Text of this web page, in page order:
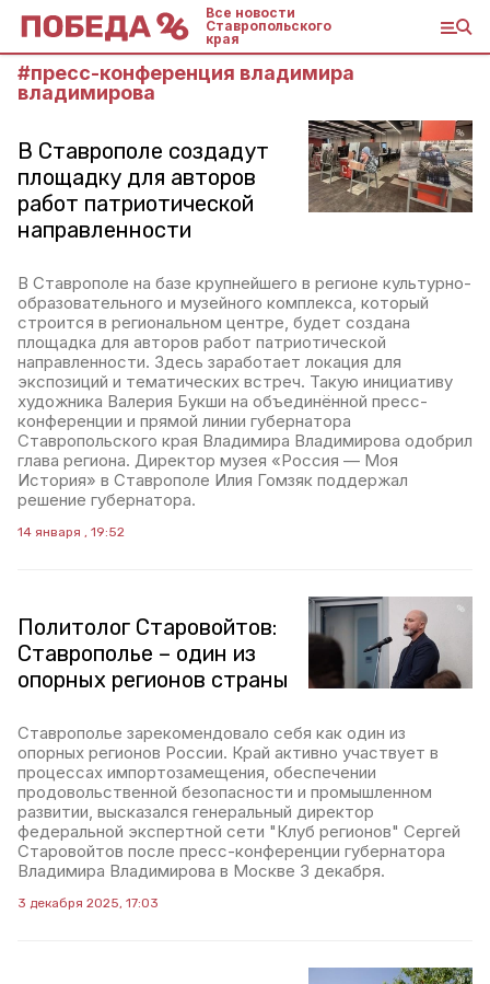
Все новости
Ставропольского
края
#пресс-конференция владимира
владимирова
В Ставрополе создадут
площадку для авторов
работ патриотической
направленности
В Ставрополе на базе крупнейшего в регионе культурно-
образовательного и музейного комплекса, который
строится в региональном центре, будет создана
площадка для авторов работ патриотической
направленности. Здесь заработает локация для
экспозиций и тематических встреч. Такую инициативу
художника Валерия Букши на объединённой пресс-
конференции и прямой линии губернатора
Ставропольского края Владимира Владимирова одобрил
глава региона. Директор музея «Россия — Моя
История» в Ставрополе Илия Гомзяк поддержал
решение губернатора.
14 января , 19:52
Политолог Старовойтов:
Ставрополье – один из
опорных регионов страны
Ставрополье зарекомендовало себя как один из
опорных регионов России. Край активно участвует в
процессах импортозамещения, обеспечении
продовольственной безопасности и промышленном
развитии, высказался генеральный директор
федеральной экспертной сети "Клуб регионов" Сергей
Старовойтов после пресс-конференции губернатора
Владимира Владимирова в Москве 3 декабря.
3 декабря 2025, 17:03